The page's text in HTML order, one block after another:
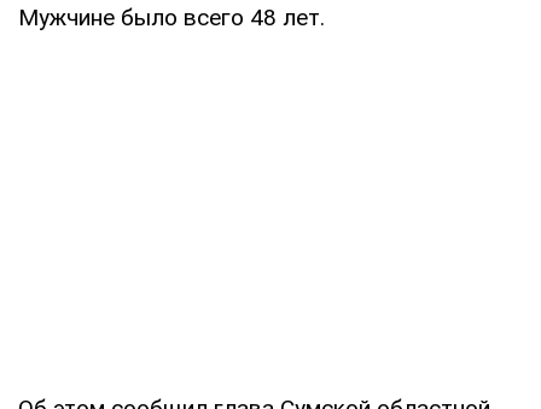
Мужчине было всего 48 лет.